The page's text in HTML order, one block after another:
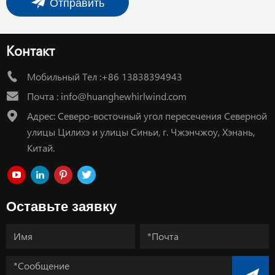
Отправить
Контакт
Мобильный Тел :+86 13838394943
Почта : info@huanghewhirlwind.com
Адрес: Северо-восточный угол пересечения Северной
улицы Цилихэ и улицы Синьи, г. Чжэнчжоу, Хэнань,
Китай.
Оставьте заявку